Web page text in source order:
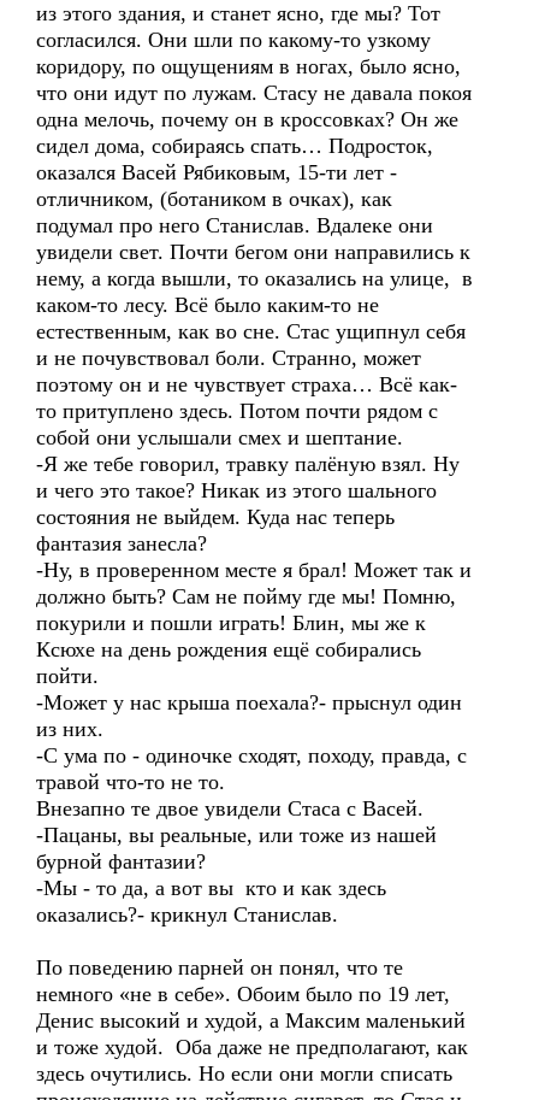
из этого здания, и станет ясно, где мы? Тот
согласился. Они шли по какому-то узкому
коридору, по ощущениям в ногах, было ясно,
что они идут по лужам. Стасу не давала покоя
одна мелочь, почему он в кроссовках? Он же
сидел дома, собираясь спать… Подросток,
оказался Васей Рябиковым, 15-ти лет -
отличником, (ботаником в очках), как
подумал про него Станислав. Вдалеке они
увидели свет. Почти бегом они направились к
нему, а когда вышли, то оказались на улице, в
каком-то лесу. Всё было каким-то не
естественным, как во сне. Стас ущипнул себя
и не почувствовал боли. Странно, может
поэтому он и не чувствует страха… Всё как-
то притуплено здесь. Потом почти рядом с
собой они услышали смех и шептание.
-Я же тебе говорил, травку палёную взял. Ну
и чего это такое? Никак из этого шального
состояния не выйдем. Куда нас теперь
фантазия занесла?
-Ну, в проверенном месте я брал! Может так и
должно быть? Сам не пойму где мы! Помню,
покурили и пошли играть! Блин, мы же к
Ксюхе на день рождения ещё собирались
пойти.
-Может у нас крыша поехала?- прыснул один
из них.
-С ума по - одиночке сходят, походу, правда, с
травой что-то не то.
Внезапно те двое увидели Стаса с Васей.
-Пацаны, вы реальные, или тоже из нашей
бурной фантазии?
-Мы - то да, а вот вы кто и как здесь
оказались?- крикнул Станислав.
По поведению парней он понял, что те
немного «не в себе». Обоим было по 19 лет,
Денис высокий и худой, а Максим маленький
и тоже худой. Оба даже не предполагают, как
здесь очутились. Но если они могли списать